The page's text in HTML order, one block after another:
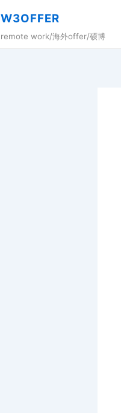
W3OFFER
remote work/海外offer/硕博